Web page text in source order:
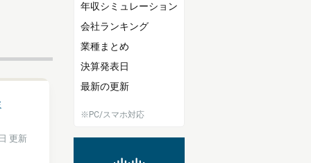
更新
年収シミュレーション
会社ランキング
業種まとめ
決算発表日
最新の更新
※PC/スマホ対応